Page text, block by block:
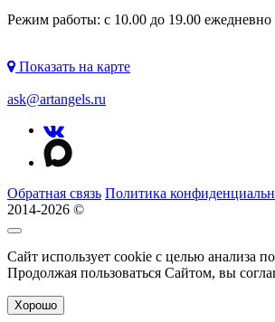
Режим работы: с 10.00 до 19.00 ежедневно
Показать на карте
ask@artangels.ru
Обратная связь Политика
2014-2026 ©
Сайт использует cookie с целью анализа
Продолжая пользоваться Сайтом, вы
Хорошо